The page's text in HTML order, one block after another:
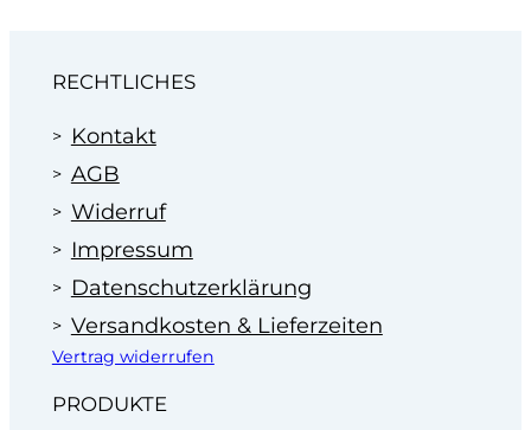
RECHTLICHES
Kontakt
AGB
Widerruf
Impressum
Datenschutzerklärung
Versandkosten & Lieferzeiten
Vertrag widerrufen
PRODUKTE